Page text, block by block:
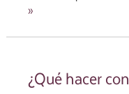
»
¿Qué hacer